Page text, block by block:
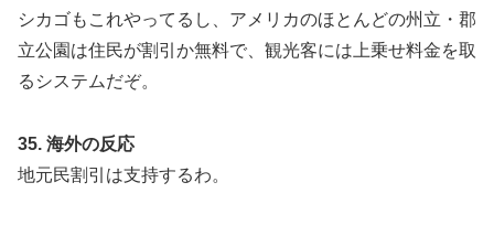
シカゴもこれやってるし、アメリカのほとんどの州立・郡
立公園は住民が割引か無料で、観光客には上乗せ料金を取
るシステムだぞ。
35. 海外の反応
地元民割引は支持するわ。